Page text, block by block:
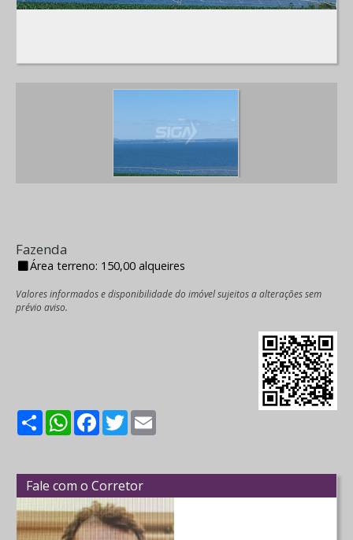
Fazenda
Área terreno: 150,00 alqueires
Valores informados e disponibilidade do imóvel sujeitos a alterações sem
prévio aviso.
ShareWhatsApp
Facebook
Twitter
Fale com o Corretor